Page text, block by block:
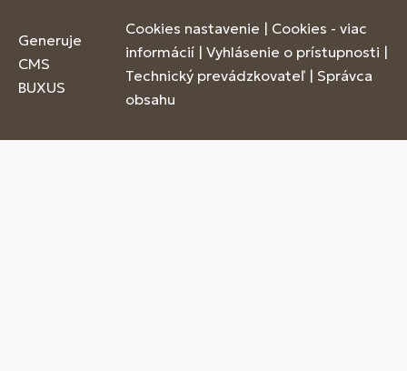
Generuje
CMS
BUXUS
Cookies nastavenie | Cookies - viac
informácií | Vyhlásenie o prístupnosti |
Technický prevádzkovateľ | Správca
obsahu